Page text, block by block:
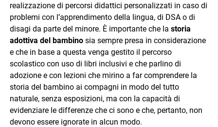
realizzazione di percorsi didattici personalizzati in caso di
problemi con l’apprendimento della lingua, di DSA o di
disagi da parte del minore. È importante che la storia
adottiva del bambino sia sempre presa in considerazione
e che in base a questa venga gestito il percorso
scolastico con uso di libri inclusivi e che parlino di
adozione e con lezioni che mirino a far comprendere la
storia del bambino ai compagni in modo del tutto
naturale, senza esposizioni, ma con la capacità di
evidenziare le differenze che ci sono e che, pertanto, non
devono essere ignorate in alcun modo.